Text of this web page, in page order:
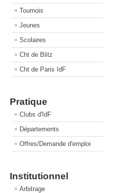
Tournois
Jeunes
Scolaires
Cht de Blitz
Cht de Paris IdF
Pratique
Clubs d'IdF
Départements
Offres/Demande d'emploi
Institutionnel
Arbitrage